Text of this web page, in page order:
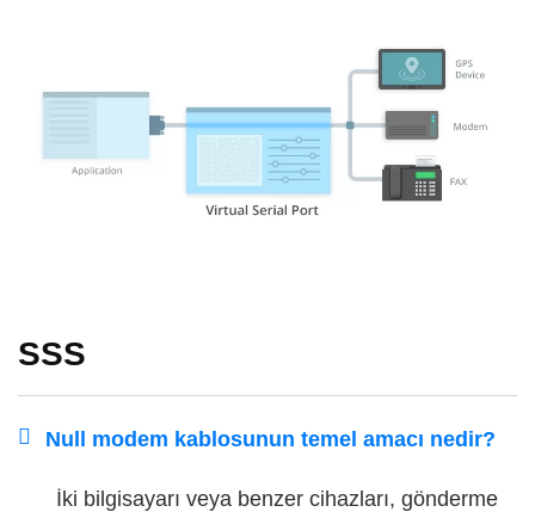
SSS
Null modem kablosunun temel amacı nedir?
İki bilgisayarı veya benzer cihazları, gönderme